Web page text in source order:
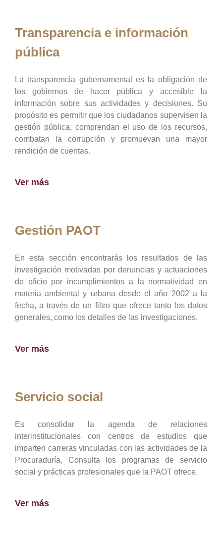
Transparencia e información
pública
La transparencia gubernamental es la obligación de
los gobiernos de hacer pública y accesible la
información sobre sus actividades y decisiones. Su
propósito es permitir que los ciudadanos supervisen la
gestión pública, comprendan el uso de los recursos,
combatan la corrupción y promuevan una mayor
rendición de cuentas.
Ver más
Gestión PAOT
En esta sección encontrarás los resultados de las
investigación motivadas por denuncias y actuaciones
de oficio por incumplimientos a la normatividad en
materia ambiental y urbana desde el año 2002 a la
fecha, a través de un filtro que ofrece tanto los datos
generales, como los detalles de las investigaciones.
Ver más
Servicio social
Es consolidar la agenda de relaciones
interinstitucionales con centros de estudios que
imparten carreras vinculadas con las actividades de la
Procuraduría, Consulta los programas de servicio
social y prácticas profesionales que la PAOT ofrece.
Ver más